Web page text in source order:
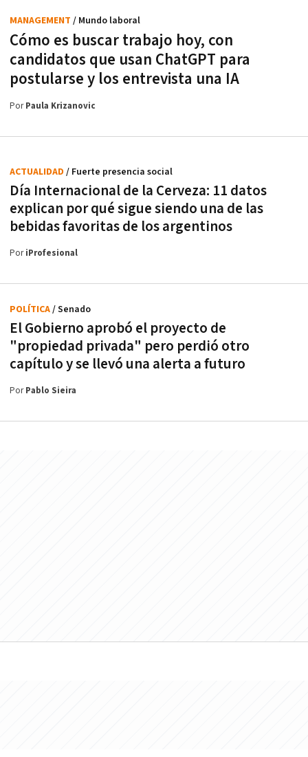
Cómo es buscar trabajo hoy, con
candidatos que usan ChatGPT para
postularse y los entrevista una IA
MANAGEMENT / Mundo laboral
PorPaula Krizanovic
Día Internacional de la Cerveza: 11 datos
explican por qué sigue siendo una de las
bebidas favoritas de los argentinos
ACTUALIDAD / Fuerte presencia social
PoriProfesional
El Gobierno aprobó el proyecto de
"propiedad privada" pero perdió otro
capítulo y se llevó una alerta a futuro
POLÍTICA/ Senado
PorPablo Sieira